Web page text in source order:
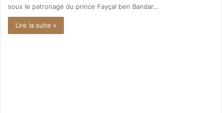
sous le patronage du prince Fayçal ben Bandar…
Lire la suite »